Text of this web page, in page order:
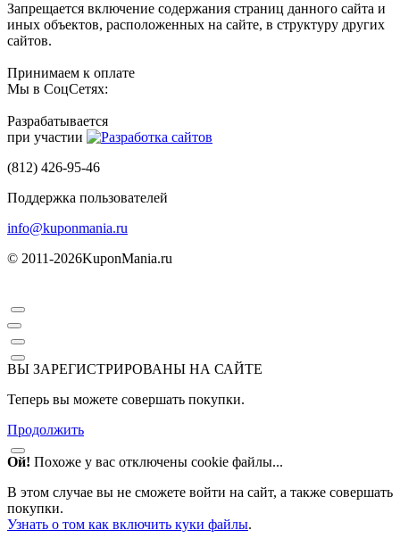
Запрещается включение содержания страниц данного сайта и
иных объектов, расположенных на сайте, в структуру других
сайтов.
Принимаем к оплате
Мы в СоцСетях:
Разрабатывается
при участии
(812) 426-95-46
Поддержка пользователей
info@kuponmania.ru
© 2011-2026KuponMania.ru
ВЫ ЗАРЕГИСТРИРОВАНЫ НА САЙТЕ
Теперь вы можете совершать покупки.
Продолжить
Ой! Похоже у вас отключены cookie файлы...
В этом случае вы не сможете войти на сайт, а также совершать
покупки.
Узнать о том как включить куки файлы.